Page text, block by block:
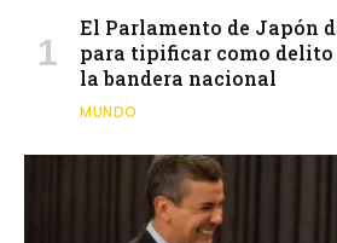
El Parlamento de Japón
para tipificar como
la bandera nacional
MUNDO